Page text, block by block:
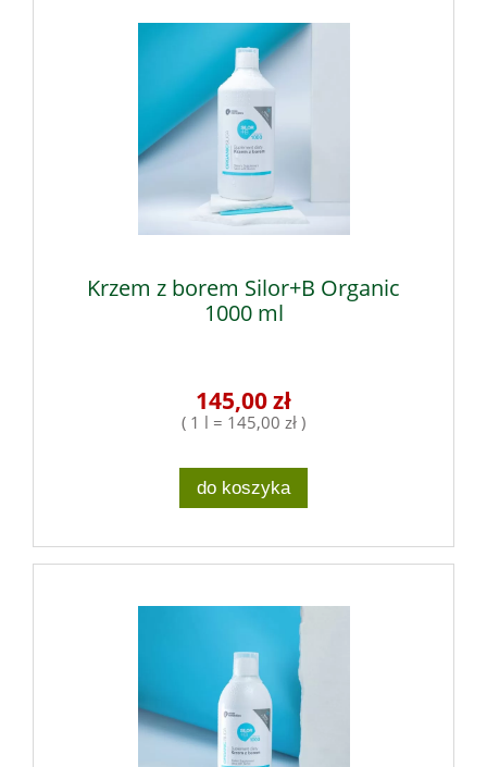
Krzem z borem Silor+B Organic
1000 ml
145,00 zł
( 1 l = 145,00 zł )
do koszyka